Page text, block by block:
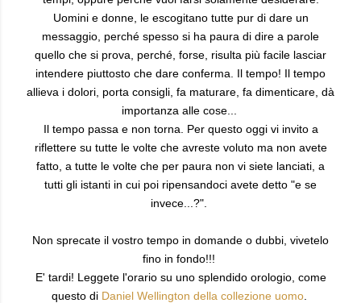
Uomini e donne, le escogitano tutte pur di dare un
messaggio, perché spesso si ha paura di dire a parole
quello che si prova, perché, forse, risulta più facile lasciar
intendere piuttosto che dare conferma. Il tempo! Il tempo
allieva i dolori, porta consigli, fa maturare, fa dimenticare, dà
importanza alle cose...
Il tempo passa e non torna. Per questo oggi vi invito a
riflettere su tutte le volte che avreste voluto ma non avete
fatto, a tutte le volte che per paura non vi siete lanciati, a
tutti gli istanti in cui poi ripensandoci avete detto "e se
invece...?".
Non sprecate il vostro tempo in domande o dubbi, vivetelo
fino in fondo!!!
E' tardi! Leggete l'orario su uno splendido orologio, come
questo di Daniel Wellington della collezione uomo.